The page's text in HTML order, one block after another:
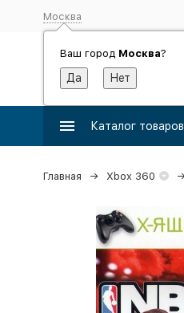
Москва
Ваш город Москва?
Каталог товаров
Главная Xbox 360